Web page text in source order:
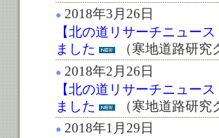
● 2018年3月26日
【北の道リサーチニュー
ました
（寒地道路研究
● 2018年2月26日
【北の道リサーチニュー
ました
（寒地道路研究
● 2018年1月29日